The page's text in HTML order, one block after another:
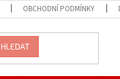
OBCHODNÍ PODMÍNKY
HLEDAT